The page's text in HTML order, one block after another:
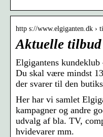
http s://www.elgiganten.dk ›
Aktuelle
Elgigantens
Du skal være mindst
der svarer til den
Her har vi samlet
kampagner og andre
udvalg af bla. TV,
hvidevarer mm.